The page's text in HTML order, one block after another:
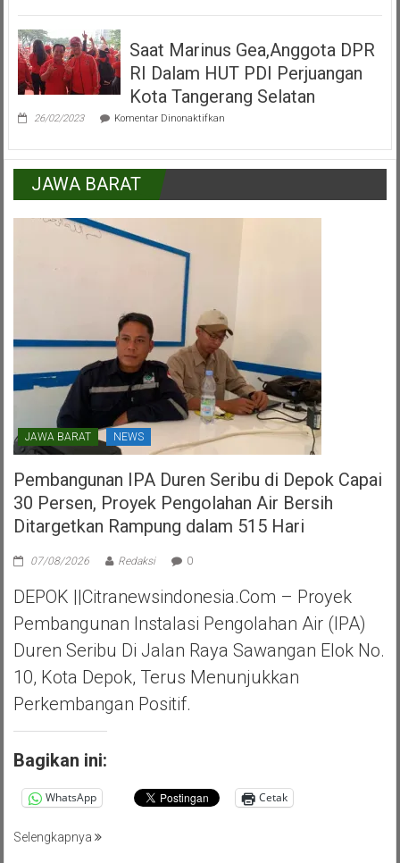
:
Kecamatan
Pamulang
Peran
Lapisan
Masyarakat
Saat Marinus Gea,Anggota DPR
RI Dalam HUT PDI Perjuangan
Kota Tangerang Selatan
26/02/2023 Komentar Dinonaktifkanpada
Gea,Anggota
DPR
Dalam
JAWA BARAT
JAWA BARAT NEWS
Pembangunan IPA Duren Seribu di Depok Capai
30 Persen, Proyek Pengolahan Air Bersih
Ditargetkan Rampung dalam 515 Hari
07/08/2026 Redaksi 0
DEPOK ||Citranewsindonesia.com – Proyek
Pembangunan Instalasi Pengolahan Air (IPA)
Duren Seribu Di Jalan Raya Sawangan Elok No.
10, Kota Depok, Terus Menunjukkan
Perkembangan Positif.
Bagikan ini:
WhatsApp Cetak
Selengkapnya